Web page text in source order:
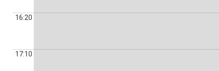
16:20
17:10